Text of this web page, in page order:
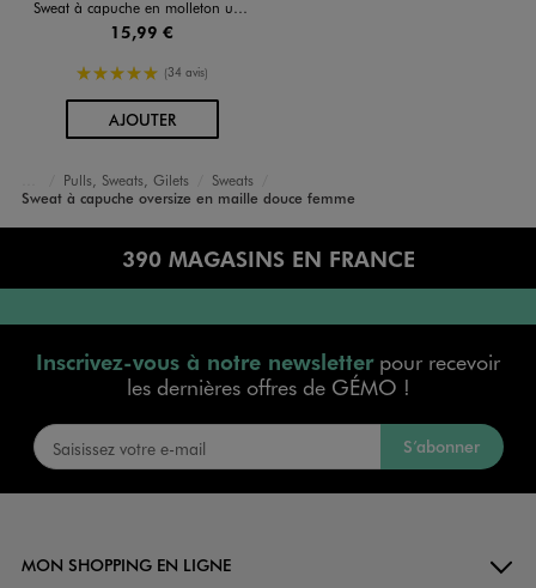
Sweat à capuche en molleton uni femme
15,99 €
5/5 de moyenne
(34 avis)
AJOUTERAU PANIER
Accueil
Femme
Vêtements
Pulls, Sweats, Gilets
Sweats
Sweat à capuche oversize en maille douce femme
390 MAGASINS EN FRANCE
Inscrivez-vous à notre newsletterpour recevoir
les dernières offres de GÉMO !
S’abonner
MON SHOPPING EN LIGNE